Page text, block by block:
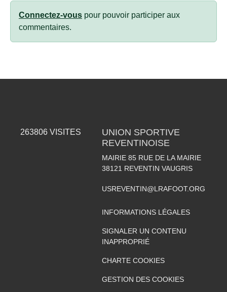
Connectez-vous pour pouvoir participer aux
commentaires.
263806 VISITES
UNION SPORTIVE
REVENTINOISE
MAIRIE 85 RUE DE LA MAIRIE
38121 REVENTIN VAUGRIS
USREVENTIN@LRAFOOT.ORG
INFORMATIONS LÉGALES
SIGNALER UN CONTENU
INAPPROPRIÉ
CHARTE COOKIES
GESTION DES COOKIES